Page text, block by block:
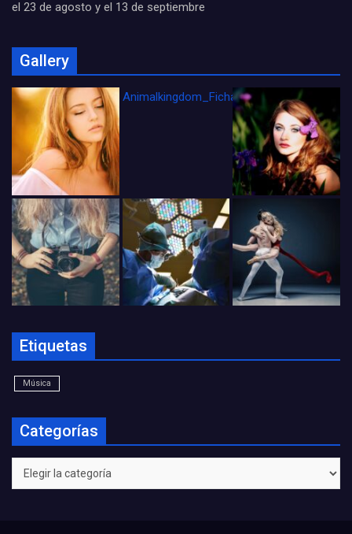
el 23 de agosto y el 13 de septiembre
Gallery
Animalkingdom_FichaCine
Etiquetas
Música
Categorías
Categorías